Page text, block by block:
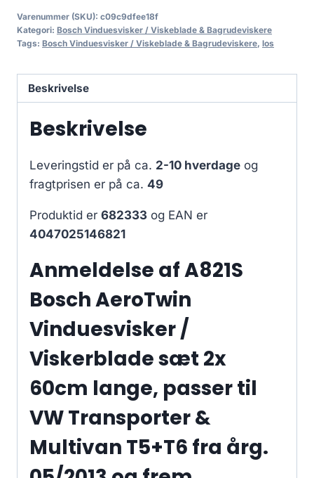
Varenummer (SKU): c09c9dfee18f
Kategori: Bosch Vinduesvisker / Viskeblade & Bagrudeviskere
Tags: Bosch Vinduesvisker / Viskeblade & Bagrudeviskere, los
Beskrivelse
Beskrivelse
Leveringstid er på ca. 2-10 hverdage og
fragtprisen er på ca. 49
Produktid er 682333 og EAN er
4047025146821
Anmeldelse af A821S
Bosch AeroTwin
Vinduesvisker /
Viskerblade sæt 2x
60cm lange, passer til
VW Transporter &
Multivan T5+T6 fra årg.